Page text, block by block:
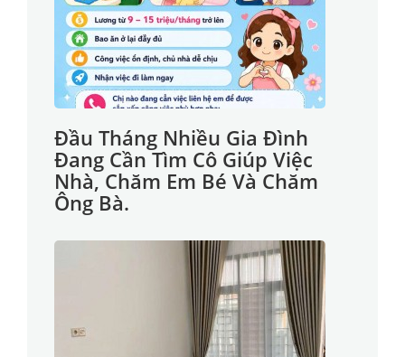
Đầu Tháng Nhiều Gia Đình
Đang Cần Tìm Cô Giúp Việc
Nhà, Chăm Em Bé Và Chăm
Ông Bà.